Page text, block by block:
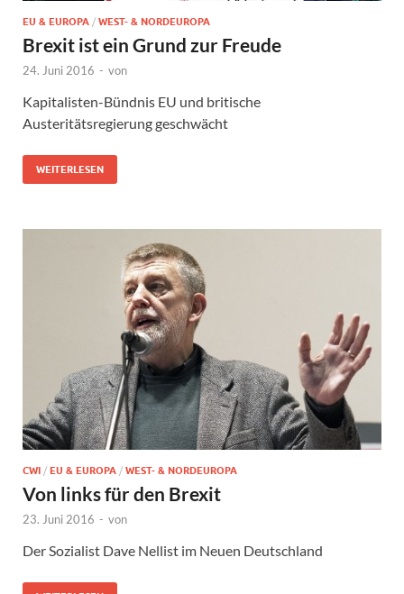
EU & EUROPA / WEST- & NORDEUROPA
Brexit ist ein Grund zur Freude
24. Juni 2016 - von
Kapitalisten-Bündnis EU und britische
Austeritätsregierung geschwächt
WEITERLESEN
CWI / EU & EUROPA / WEST- & NORDEUROPA
Von links für den Brexit
23. Juni 2016 - von
Der Sozialist Dave Nellist im Neuen Deutschland